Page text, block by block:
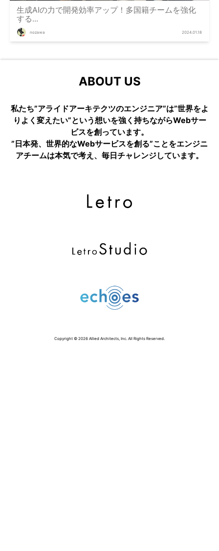
生成AIの力で開発効率アップ！多国籍チームを強化
する...
nozawa 2024.01.18
ABOUT US
私たち”アライドアーキテクツのエンジニア”は”世界をよ
りよく変えたい”という想いを強く持ちながらWebサー
ビスを創っています。
”日本発、世界的なWebサービスを創る”ことをエンジニ
アチームは本気で考え、毎日チャレンジしています。
Copyright © 2026 Allied Architects, Inc. All Rights Reserved.